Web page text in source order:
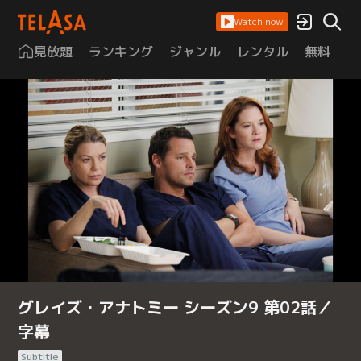
Watch now
見放題 ランキング ジャンル レンタル 無料
グレイズ・アナトミー シーズン9 第02話／
字幕
Subtitle